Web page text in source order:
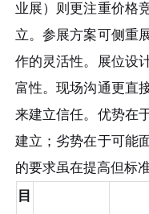
业展）则更注重价格
立。参展方案可侧重
作的灵活性。展位设
富性。现场沟通更直
来建立信任。优势在
建立；劣势在于可能
的要求虽在提高但标
目